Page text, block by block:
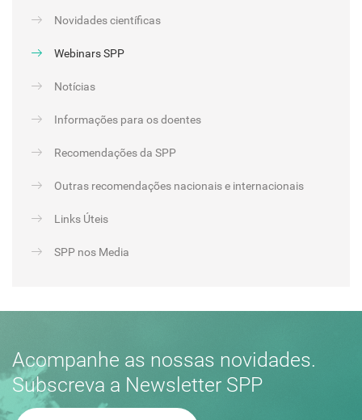
Novidades científicas
Webinars SPP
Notícias
Informações para os doentes
Recomendações da SPP
Outras recomendações nacionais e internacionais
Links Úteis
SPP nos Media
Acompanhe as nossas novidades.
Subscreva a Newsletter SPP